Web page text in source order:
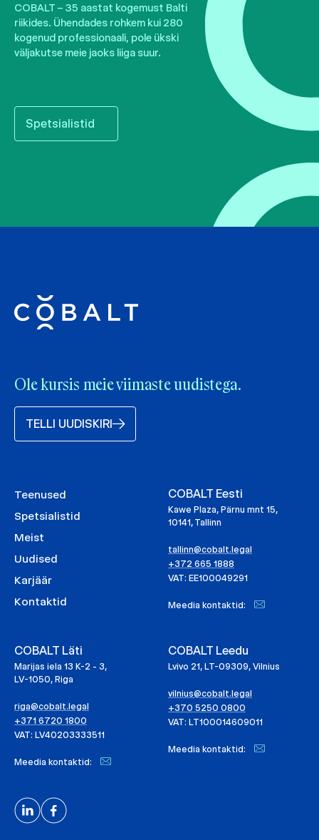
COBALT – 35 aastat kogemust Balti
riikides. Ühendades rohkem kui 280
kogenud professionaali, pole ükski
väljakutse meie jaoks liiga suur.
Spetsialistid
Ole kursis meie viimaste uudistega.
TELLI UUDISKIRI
Teenused
Spetsialistid
Meist
Uudised
Karjäär
Kontaktid
COBALT Eesti
Kawe Plaza, Pärnu mnt 15,
10141, Tallinn
tallinn@cobalt.legal
+372 665 1888
VAT: EE100049291
Meedia kontaktid:
COBALT Läti
Marijas iela 13 K-2 - 3,
LV-1050, Riga
riga@cobalt.legal
+371 6720 1800
VAT: LV40203333511
Meedia kontaktid:
COBALT Leedu
Lvivo 21, LT-09309, Vilnius
vilnius@cobalt.legal
+370 5250 0800
VAT: LT100014609011
Meedia kontaktid: